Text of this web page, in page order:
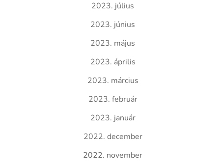
2023. július
2023. június
2023. május
2023. április
2023. március
2023. február
2023. január
2022. december
2022. november